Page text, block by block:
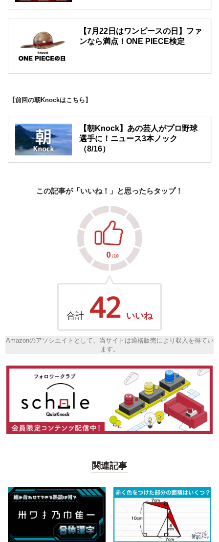
【7月22日はワンピースの日】ファ
ンなら満点！ONE PIECE検定
【前回の朝Knockはこちら】
【朝Knock】あの芸人がプロ野球
選手に！ニュース3本ノック
（8/16）
この記事が「いいね！」と思ったらタップ！
合計 42 いいね
Amazonのアソシエイトとして、当サイトは適格販売により収入を得てい
ます。
関連記事